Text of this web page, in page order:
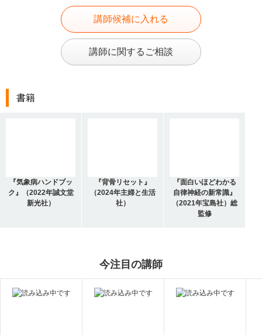
講師候補に入れる
講師に関するご相談
書籍
『気象病ハンドブッ
ク』（2022年誠文堂
新光社）
『背骨リセット』
（2024年主婦と生活
社）
『面白いほどわかる
自律神経の新常識』
（2021年宝島社）総
監修
今注目の講師